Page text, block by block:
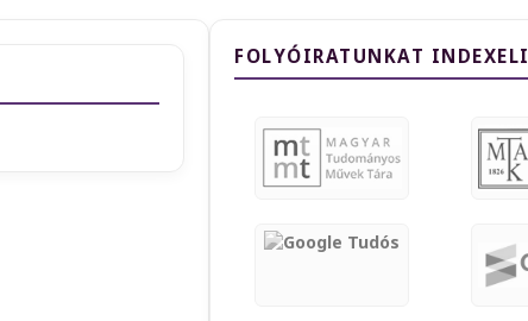
FOLYÓIRATUNKAT INDEXELI